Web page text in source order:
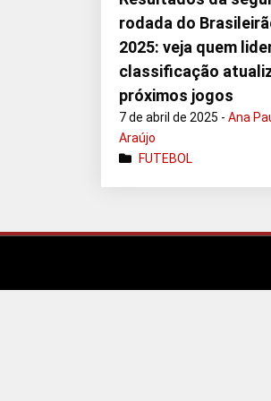
rodada do
2025: veja quem
classificação
próximos jogos
7 de abril de 2025 -Ana
Araújo
FUTEBOL